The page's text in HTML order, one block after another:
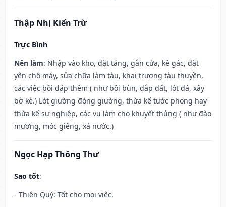
Thập Nhị Kiến Trừ
Trực Bình
Nên làm: Nhập vào kho, đặt táng, gắn cửa, kê gác, đặt
yên chỗ máy, sửa chữa làm tàu, khai trương tàu thuyền,
các việc bồi đắp thêm ( như bồi bùn, đắp đất, lót đá, xây
bờ kè.) Lót giường đóng giường, thừa kế tước phong hay
thừa kế sự nghiệp, các vụ làm cho khuyết thủng ( như đào
mương, móc giếng, xả nước.)
Ngọc Hạp Thông Thư
Sao tốt:
- Thiên Quý: Tốt cho mọi việc.